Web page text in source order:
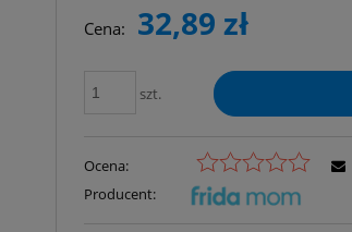
Cena: 32,89 zł
szt.
Ocena:
Producent: